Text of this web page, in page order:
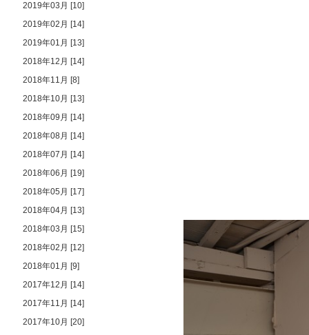
2019年03月 [10]
2019年02月 [14]
2019年01月 [13]
2018年12月 [14]
2018年11月 [8]
2018年10月 [13]
2018年09月 [14]
2018年08月 [14]
2018年07月 [14]
2018年06月 [19]
2018年05月 [17]
2018年04月 [13]
2018年03月 [15]
2018年02月 [12]
2018年01月 [9]
2017年12月 [14]
2017年11月 [14]
2017年10月 [20]